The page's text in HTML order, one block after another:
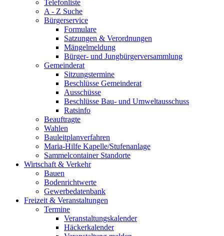
Telefonliste
A - Z Suche
Bürgerservice
Formulare
Satzungen & Verordnungen
Mängelmeldung
Bürger- und Jungbürgerversammlung
Gemeinderat
Sitzungstermine
Beschlüsse Gemeinderat
Ausschüsse
Beschlüsse Bau- und Umweltausschuss
Ratsinfo
Beauftragte
Wahlen
Bauleitplanverfahren
Maria-Hilfe Kapelle/Stufenanlage
Sammelcontainer Standorte
Wirtschaft & Verkehr
Bauen
Bodenrichtwerte
Gewerbedatenbank
Freizeit & Veranstaltungen
Termine
Veranstaltungskalender
Häckerkalender